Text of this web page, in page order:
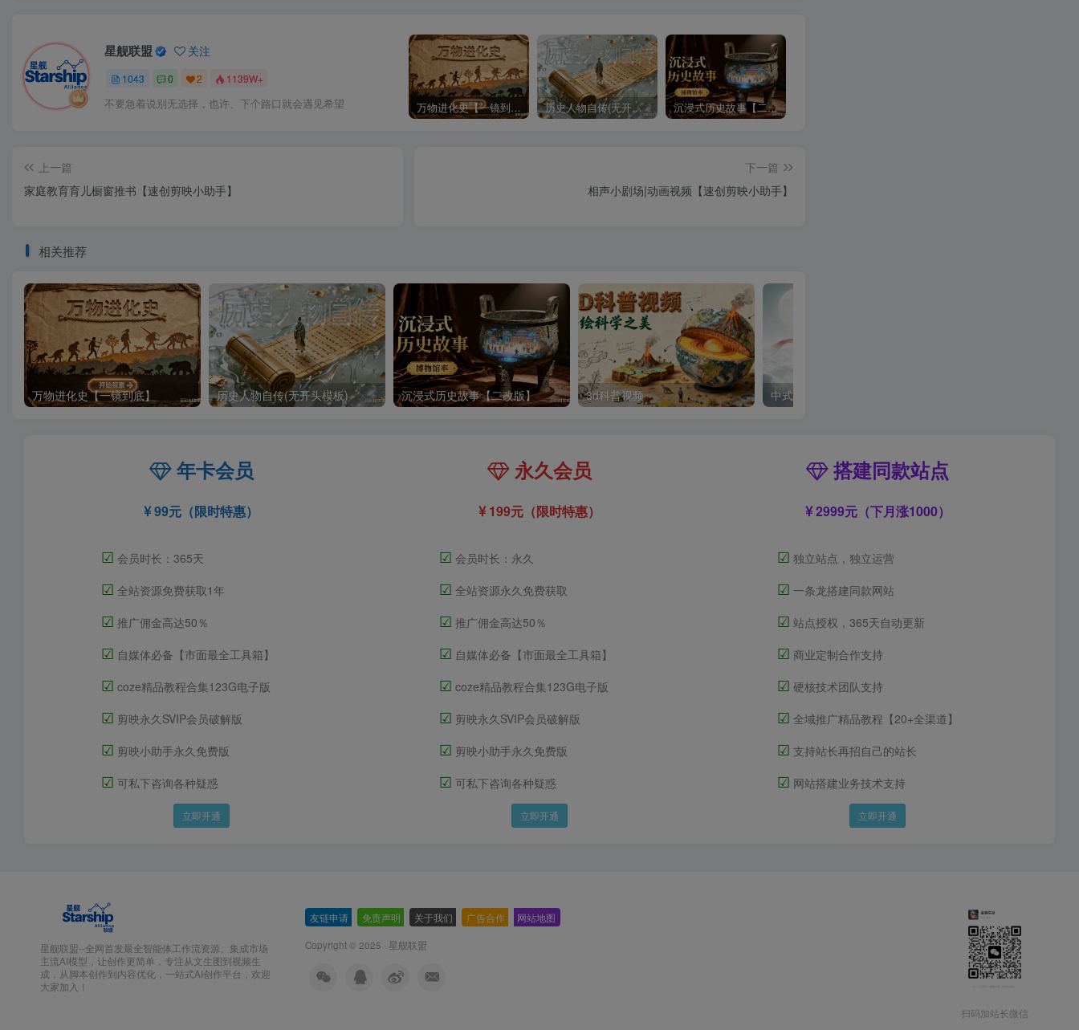
星舰联盟 关注
1043 0 2 1139W+
不要急着说别无选择，也许、下个路口就会遇见希望 万物进化史【一镜到底】 历史人物自传(无开头模板) 沉浸式历史故事【二改版】
上一篇
家庭教育育儿橱窗推书【速创剪映小助手】
下一篇
相声小剧场|动画视频【速创剪映小助手】
相关推荐
万物进化史【一镜到底】 历史人物自传(无开头模板) 沉浸式历史故事【二改版】 3d科普视频 中式梦核
年卡会员
99元（限时特惠）
☑ 会员时长：365天
☑ 全站资源免费获取1年
☑ 推广佣金高达50％
☑ 自媒体必备【市面最全工具箱】
☑ coze精品教程合集123G电子版
☑ 剪映永久SVIP会员破解版
☑ 剪映小助手永久免费版
☑ 可私下咨询各种疑惑
立即开通
永久会员
199元（限时特惠）
☑ 会员时长：永久
☑ 全站资源永久免费获取
☑ 推广佣金高达50％
☑ 自媒体必备【市面最全工具箱】
☑ coze精品教程合集123G电子版
☑ 剪映永久SVIP会员破解版
☑ 剪映小助手永久免费版
☑ 可私下咨询各种疑惑
立即开通
搭建同款站点
2999元（下月涨1000）
☑ 独立站点，独立运营
☑ 一条龙搭建同款网站
☑ 站点授权，365天自动更新
☑ 商业定制合作支持
☑ 硬核技术团队支持
☑ 全域推广精品教程【20+全渠道】
☑ 支持站长再招自己的站长
☑ 网站搭建业务技术支持
立即开通
星舰联盟--全网首发最全智能体工作流资源、集成市场
主流AI模型，让创作更简单，专注从文生图到视频生
成，从脚本创作到内容优化，一站式AI创作平台，欢迎
大家加入！
友链申请 免责声明 关于我们 广告合作 网站地图
Copyright © 2025 · 星舰联盟
扫码加站长微信